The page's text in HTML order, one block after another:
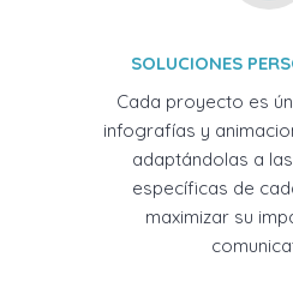
SOLUCIONES
Cada proyecto es
infografías y
adaptándolas a
específicas de
maximizar su